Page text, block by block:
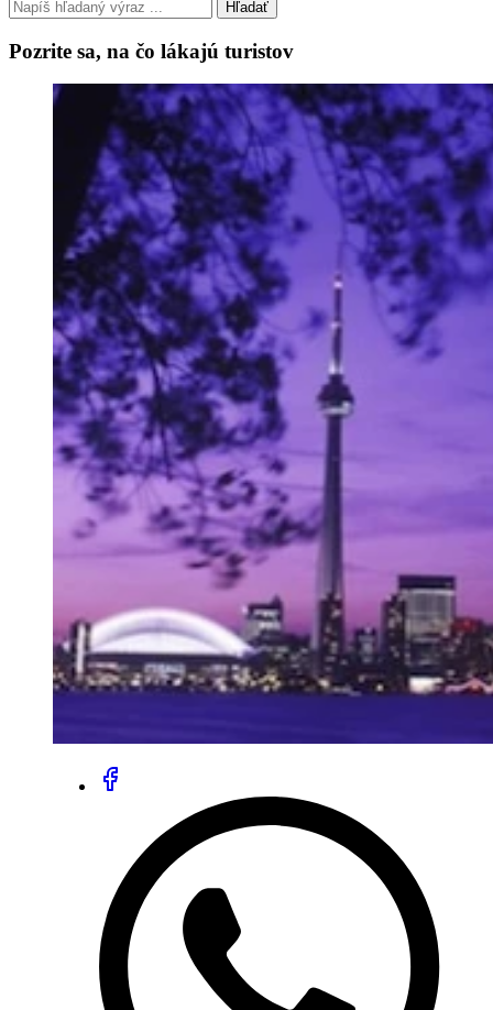
Hľadať
Pozrite sa, na čo lákajú turistov